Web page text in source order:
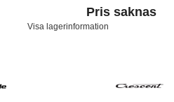
Pris saknas
Visa lagerinformation